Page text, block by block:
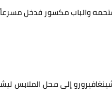
والباب مكسور فدخل
إلى محل الملابس